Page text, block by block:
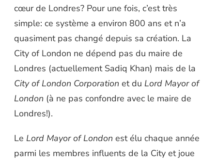
cœur de Londres? Pour une fois, c’est très
simple: ce système a environ 800 ans et n’a
quasiment pas changé depuis sa création. La
City of London ne dépend pas du maire de
Londres (actuellement Sadiq Khan) mais de la
City of London Corporation et du Lord Mayor of
London (à ne pas confondre avec le maire de
Londres!).
Le Lord Mayor of London est élu chaque année
parmi les membres influents de la City et joue